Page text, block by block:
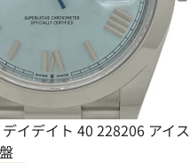
イデイト 40 228206 アイス